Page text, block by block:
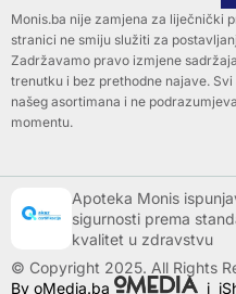
Monis.ba nije zamjena za liječnički
stranici ne smiju služiti za
Zadržavamo pravo izmjene
trenutku i bez prethodne najave.
našeg asortimana i ne
momentu.
Apoteka Monis
sigurnosti prema
kvalitet u zdravstvu
© Copyright 2025. All Rights
By oMedia.ba
i